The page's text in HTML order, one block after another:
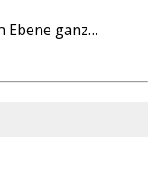
Ebene ganz…